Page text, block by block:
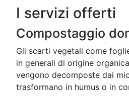
I servizi offerti
Compostaggio
Gli scarti vegetali come
in generali di origine
vengono decomposte dai
trasformano in humus o in